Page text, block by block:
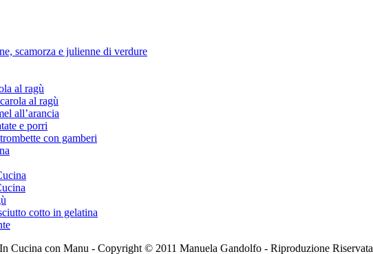
scamorza e julienne di verdure
al ragù
al ragù
all’arancia
e porri
con gamberi
cotto in gelatina
Cucina con Manu - Copyright © 2011 Manuela Gandolfo - Riproduzione Riservata